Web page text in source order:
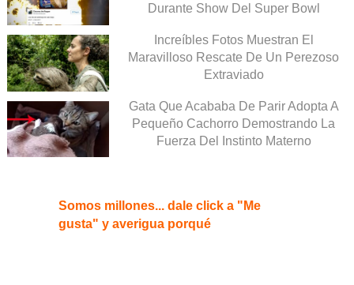
Durante Show Del Super Bowl
Increíbles Fotos Muestran El
Maravilloso Rescate De Un Perezoso
Extraviado
Gata Que Acababa De Parir Adopta A
Pequeño Cachorro Demostrando La
Fuerza Del Instinto Materno
Somos millones... dale click a "Me
gusta" y averigua porqué